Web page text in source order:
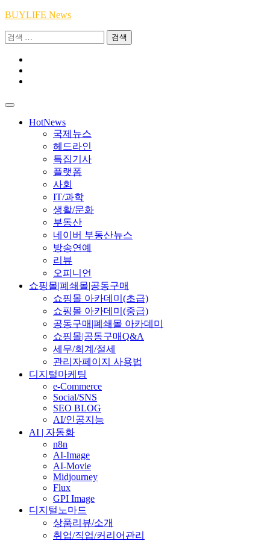
Skip
content
BUYLIFE News
검
HotNews
국제뉴스
헤드라인
특집기사
플랫폼
사회
IT/과학
생활/문화
부동산
네이버 부동산뉴스
방송연예
리뷰
오피니언
쇼핑몰|폐쇄몰|공동구매
쇼핑몰 아카데미(초급)
쇼핑몰 아카데미(중급)
공동구매|폐쇄몰 아카데미
쇼핑몰|공동구매Q&A
세무/회계/절세
관리자페이지 사용법
디지털마케팅
e-Commerce
Social/SNS
SEO BLOG
AI/인공지능
AI | 자동화
n8n
AI-Image
AI-Movie
Midjourney
Flux
GPI Image
디지털노마드
상품리뷰/소개
취업/직업/커리어관리